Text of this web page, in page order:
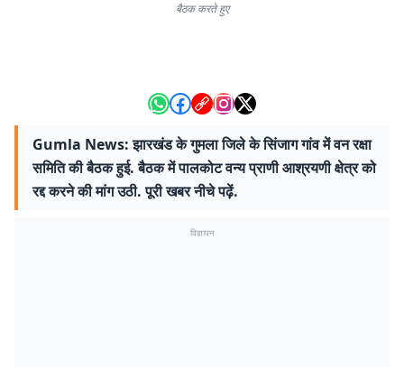
बैठक करते हुए
Gumla News: झारखंड के गुमला जिले के सिंजाग गांव में वन रक्षा
समिति की बैठक हुई. बैठक में पालकोट वन्य प्राणी आश्रयणी क्षेत्र को
रद्द करने की मांग उठी. पूरी खबर नीचे पढ़ें.
विज्ञापन